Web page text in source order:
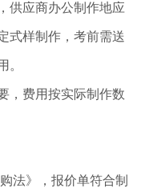
供应商办公制作地应
式样制作，考前需送
。
，费用按实际制作数
法》，报价单符合制